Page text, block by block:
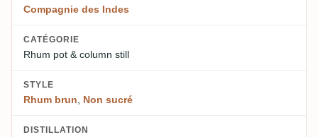
Compagnie des Indes
CATÉGORIE
Rhum pot & column still
STYLE
Rhum brun Non sucré
DISTILLATION